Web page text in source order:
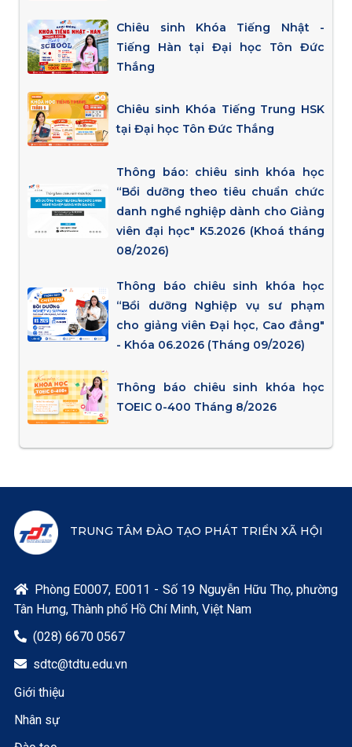
Chiêu sinh Khóa Tiếng Nhật -
Tiếng Hàn tại Đại học Tôn Đức
Thắng
Chiêu sinh Khóa Tiếng Trung HSK
tại Đại học Tôn Đức Thắng
Thông báo: chiêu sinh khóa học
“Bồi dưỡng theo tiêu chuẩn chức
danh nghề nghiệp dành cho Giảng
viên đại học" K5.2026 (Khoá tháng
08/2026)
Thông báo chiêu sinh khóa học
“Bồi dưỡng Nghiệp vụ sư phạm
cho giảng viên Đại học, Cao đẳng"
- Khóa 06.2026 (Tháng 09/2026)
Thông báo chiêu sinh khóa học
TOEIC 0-400 Tháng 8/2026
TRUNG TÂM ĐÀO TẠO PHÁT TRIỂN XÃ HỘI
 Phòng E0007, E0011 - Số 19 Nguyễn Hữu Thọ, phường
Tân Hưng, Thành phố Hồ Chí Minh, Việt Nam
 (028) 6670 0567
 sdtc@tdtu.edu.vn
Giới thiệu
Nhân sự